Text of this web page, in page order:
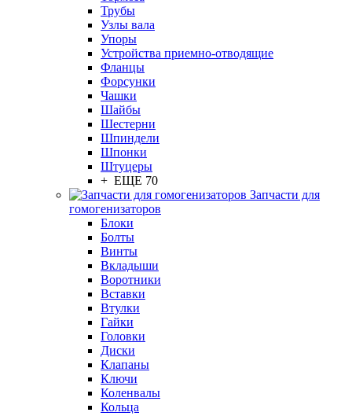
Трубы
Узлы вала
Упоры
Устройства приемно-отводящие
Фланцы
Форсунки
Чашки
Шайбы
Шестерни
Шпиндели
Шпонки
Штуцеры
+ ЕЩЕ 70
Запчасти для
гомогенизаторов
Блоки
Болты
Винты
Вкладыши
Воротники
Вставки
Втулки
Гайки
Головки
Диски
Клапаны
Ключи
Коленвалы
Кольца